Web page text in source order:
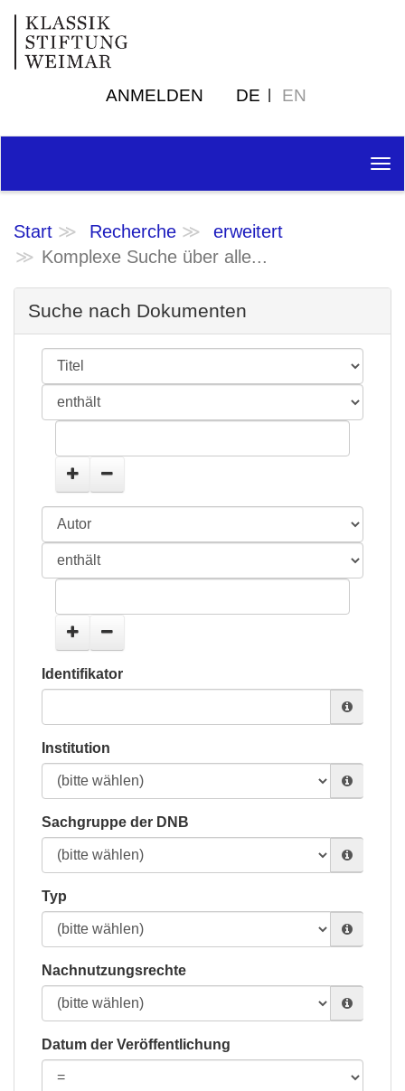
ANMELDEN DE EN
Start Recherche
erweitert
Komplexe Suche über alle...
Suche nach Dokumenten
Identifikator
Institution
Sachgruppe der DNB
Typ
Nachnutzungsrechte
Datum der Veröffentlichung